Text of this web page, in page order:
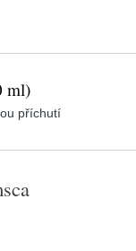
ml)
příchutí